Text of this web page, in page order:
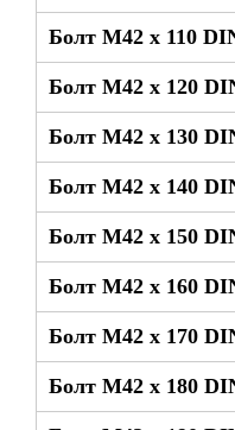
Болт М42 x 110
Болт М42 x 120
Болт М42 x 130
Болт М42 x 140
Болт М42 x 150
Болт М42 x 160
Болт М42 x 170
Болт М42 x 180